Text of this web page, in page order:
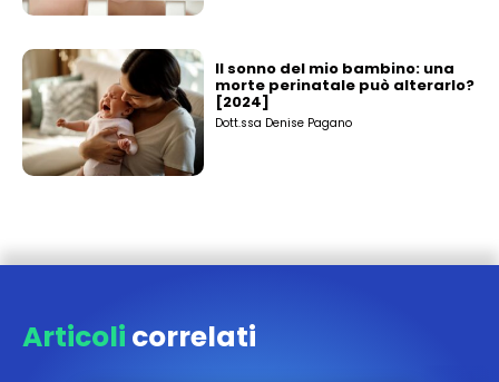
Il sonno del mio bambino: una
morte perinatale può alterarlo?
[2024]
Dott.ssa Denise Pagano
Articoli correlati